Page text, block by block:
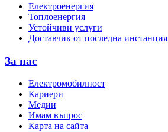
Електроенергия
Топлоенергия
Устойчиви услуги
Доставчик от последна инстанция
За нас
Електромобилност
Кариери
Медии
Имам въпрос
Карта на сайта